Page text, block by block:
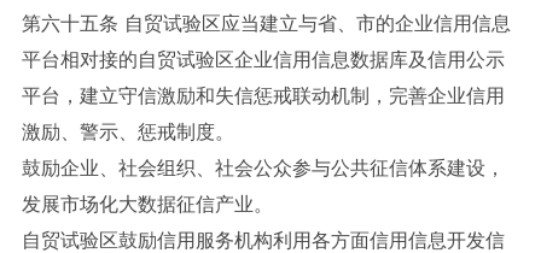
第六十五条 自贸试验区应当建立与省、市的企业信用信息
平台相对接的自贸试验区企业信用信息数据库及信用公示
平台，建立守信激励和失信惩戒联动机制，完善企业信用
激励、警示、惩戒制度。
鼓励企业、社会组织、社会公众参与公共征信体系建设，
发展市场化大数据征信产业。
自贸试验区鼓励信用服务机构利用各方面信用信息开发信